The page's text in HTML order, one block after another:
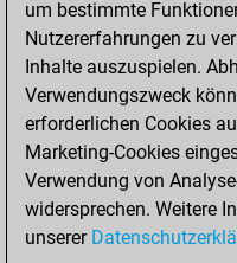
of
2, 2021
um bestimmte
Nutzererfahrungen zu
Inhalte auszuspielen.
Verwendungszweck
erforderlichen Cookies
Marketing-Cookies
Verwendung von
widersprechen. Weitere
unserer